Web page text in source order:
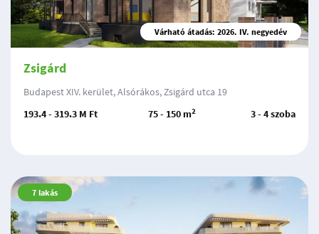
Várható átadás: 2026. IV. negyedév
Zsigárd
Budapest XIV. kerület, Alsórákos, Zsigárd utca 19
193.4 - 319.3 M Ft
75 - 150 m2 3 - 4 szoba
7 lakás